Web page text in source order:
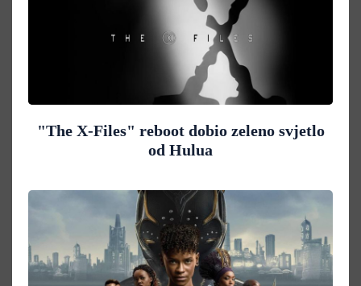
"The X-Files" reboot dobio zeleno svjetlo
od Hulua